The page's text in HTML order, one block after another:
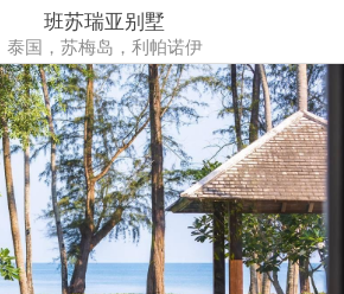
班苏瑞亚别墅
泰国，苏梅岛，利帕诺伊